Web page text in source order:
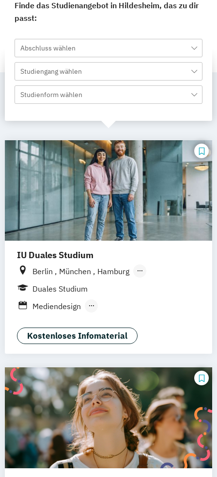
Finde das Studienangebot in Hildesheim, das zu dir
passt:
Abschluss wählen
Studiengang wählen
Studienform wählen
IU Duales Studium
Berlin München
Hamburg
Frankfurt am Main
Mannheim Leipzig
Augsburg Bielefeld Braunschweig
Dresden Duisburg Karlsruhe
Mainz Münster Stuttgart Aachen
deutschlandweit Bonn
Duales Studium
Mediendesign
Kostenloses Infomaterial